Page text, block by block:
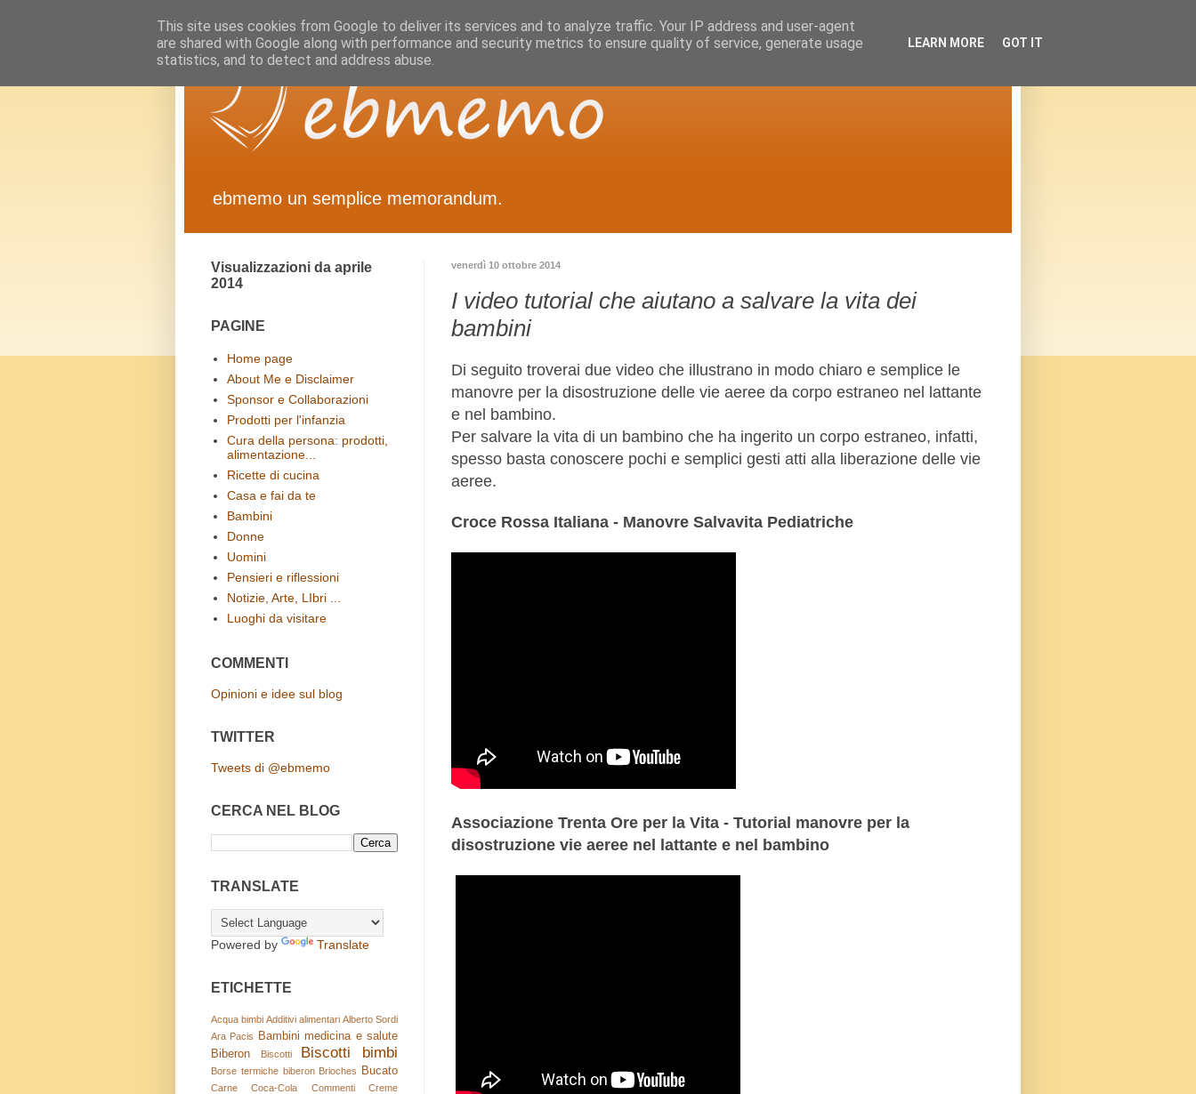
ebmemo un semplice memorandum.
venerdì 10 ottobre 2014
I video tutorial che aiutano a salvare la vita dei
bambini
Di seguito troverai due video che illustrano in modo chiaro e semplice le
manovre per la disostruzione delle vie aeree da corpo estraneo nel lattante
e nel bambino.
Per salvare la vita di un bambino che ha ingerito un corpo estraneo, infatti,
spesso basta conoscere pochi e semplici gesti atti alla liberazione delle vie
aeree.
Croce Rossa Italiana - Manovre Salvavita Pediatriche
Associazione Trenta Ore per la Vita - Tutorial manovre per la
disostruzione vie aeree nel lattante e nel bambino
Visualizzazioni da aprile
2014
PAGINE
Home page
About Me e Disclaimer
Sponsor e Collaborazioni
Prodotti per l'infanzia
Cura della persona: prodotti,
alimentazione...
Ricette di cucina
Casa e fai da te
Bambini
Donne
Uomini
Pensieri e riflessioni
Notizie, Arte, LIbri ...
Luoghi da visitare
COMMENTI
Opinioni e idee sul blog
TWITTER
Tweets di @ebmemo
CERCA NEL BLOG
TRANSLATE
Powered by Translate
ETICHETTE
Acqua bimbi Additivi alimentari Alberto Sordi
Ara Pacis
Bambini medicina e salute
Biberon
Biscotti Biscotti bimbi
Borse termiche biberon Brioches Bucato
Carne Coca-Cola Commenti Creme
This site uses cookies from Google to deliver its services and to analyze traffic. Your IP address and user-agent
are shared with Google along with performance and security metrics to ensure quality of service, generate usage
statistics, and to detect and address abuse.
LEARN MORE GOT IT